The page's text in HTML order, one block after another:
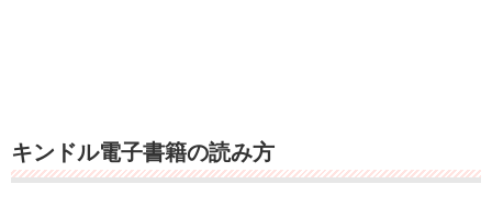
キンドル電子書籍の読み方